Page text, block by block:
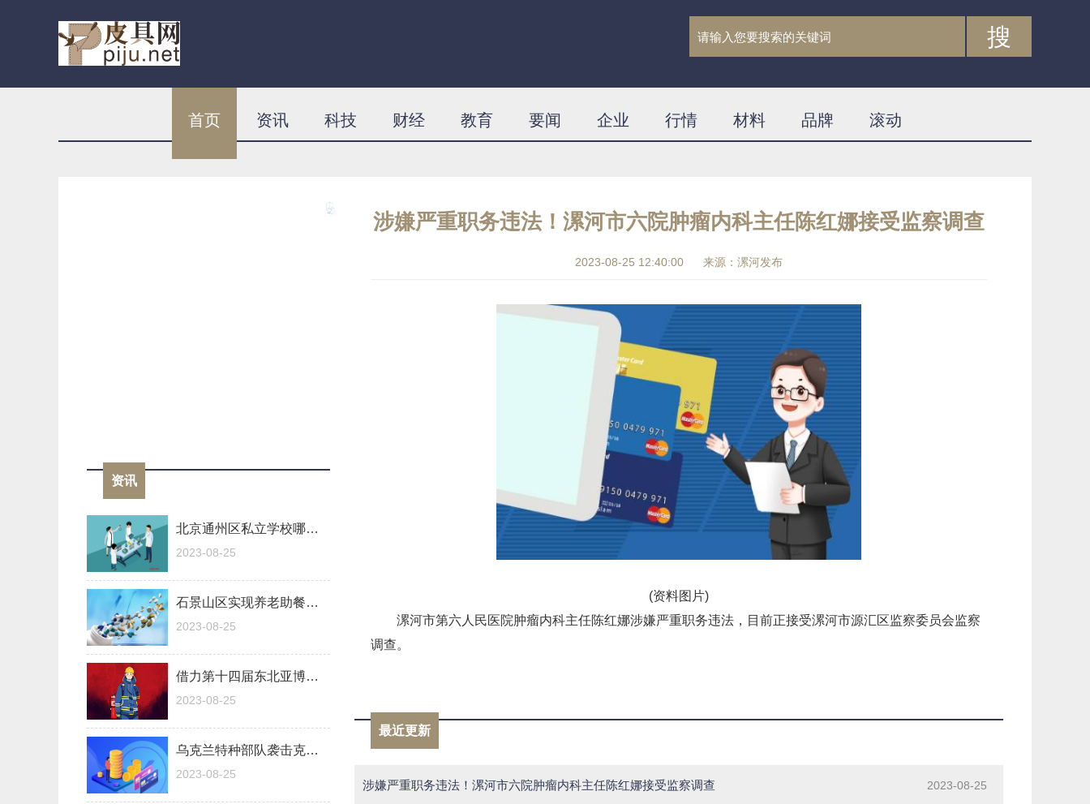
搜
首页 资讯 科技 财经 教育 要闻 企业 行情 材料 品牌 滚动
资讯
北京通州区私立学校哪个好？附入学条件
2023-08-25
石景山区实现养老助餐服务全区覆盖
2023-08-25
借力第十四届东北亚博览会平台山西代表团积极参展扩大“朋友圈”
2023-08-25
乌克兰特种部队袭击克里米亚 实施特别军事行动后撤离
2023-08-25
涉嫌严重职务违法！漯河市六院肿瘤内科主任陈红娜接受监察调查
2023-08-25 12:40:00 来源：漯河发布
(资料图片)
漯河市第六人民医院肿瘤内科主任陈红娜涉嫌严重职务违法，目前正接受漯河市源汇区监察委员会监察
调查。
最近更新
涉嫌严重职务违法！漯河市六院肿瘤内科主任陈红娜接受监察调查 2023-08-25